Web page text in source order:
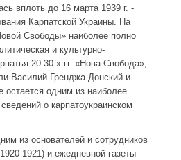
вплоть до 16 марта 1939 г. -
Карпатской Украины. На
Свободы» наиболее полно
и культурно-
20-30-х гг. «Нова Свобода»,
Василий Гренджа-Донский и
одним из наиболее
о карпатоукраинском
из основателей и сотрудников
1921) и ежедневной газеты